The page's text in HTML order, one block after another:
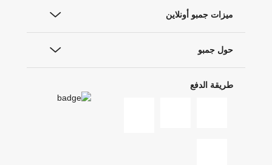
ميزات جمبو أونلاين
حول جمبو
طريقة الدفع